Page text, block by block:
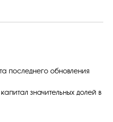
последнего обновления
значительных долей в